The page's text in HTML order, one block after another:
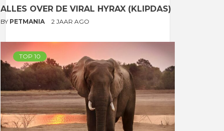
ALLES OVER DE VIRAL HYRAX (KLIPDAS)
BY PETMANIA 2 JAAR AGO
TOP 10